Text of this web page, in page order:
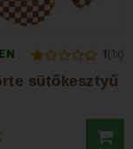
1(1x)
sütőkesztyű